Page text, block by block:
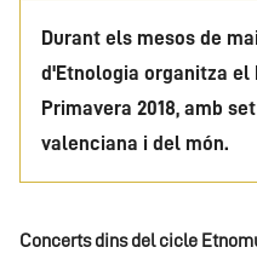
Durant els mesos de
d'Etnologia organitza el
Primavera 2018, amb
valenciana i del món.
Concerts dins del cicle